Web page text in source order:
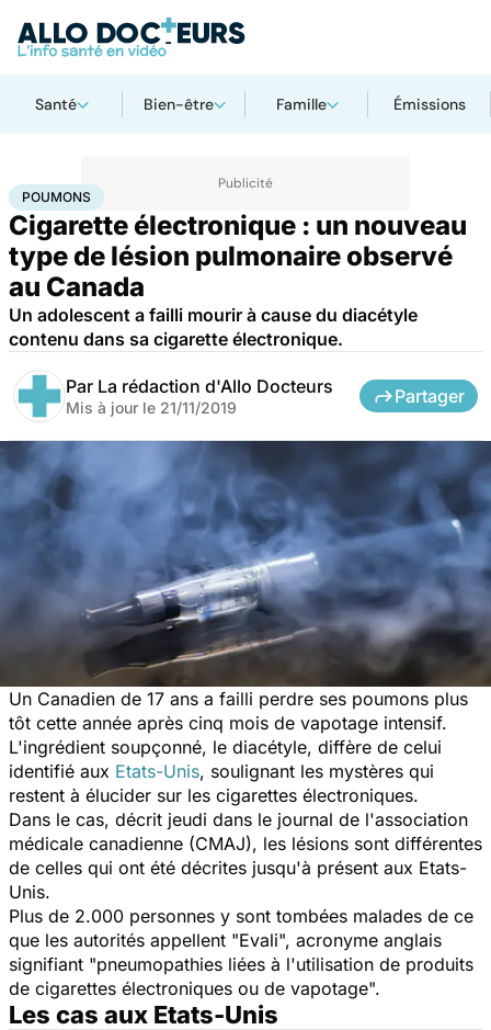
Santé Bien-être Famille Émissions
AccueilSanté Maladies
POUMONS
Cigarette électronique : un nouveau
type de lésion pulmonaire observé
au Canada
Un adolescent a failli mourir à cause du diacétyle
contenu dans sa cigarette électronique.
Par La rédaction d'Allo Docteurs
Mis à jour le 21/11/2019
Partager
Un Canadien de 17 ans a failli perdre ses poumons plus
tôt cette année après cinq mois de vapotage intensif.
L'ingrédient soupçonné, le diacétyle, diffère de celui
identifié aux Etats-Unis, soulignant les mystères qui
restent à élucider sur les cigarettes électroniques.
Dans le cas, décrit jeudi dans le journal de l'association
médicale canadienne (CMAJ), les lésions sont différentes
de celles qui ont été décrites jusqu'à présent aux Etats-
Unis.
Plus de 2.000 personnes y sont tombées malades de ce
que les autorités appellent "Evali", acronyme anglais
signifiant "pneumopathies liées à l'utilisation de produits
de cigarettes électroniques ou de vapotage".
Les cas aux Etats-Unis